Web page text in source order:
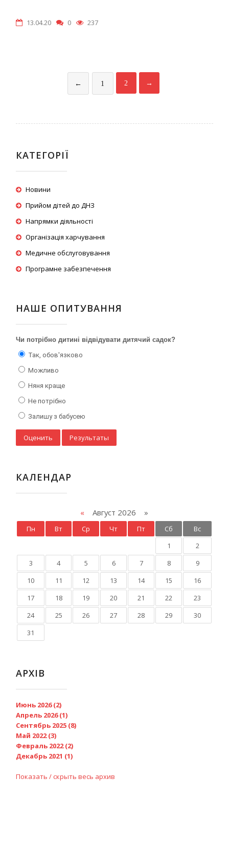
13.04.20 0 237
← 1 2 →
КАТЕГОРІЇ
Новини
Прийом дітей до ДНЗ
Напрямки діяльності
Організація харчування
Медичне обслуговування
Програмне забезпечення
НАШЕ ОПИТУВАННЯ
Чи потрібно дитині відвідувати дитячий садок?
Так, обов'язково
Можливо
Няня краще
Не потрібно
Залишу з бабусею
КАЛЕНДАР
« Август 2026 »
Пн Вт Ср Чт Пт Сб
Вс
1
2
3
4 5 6 7 8
9
10
11 12 13 14 15
16
17
18 19 20 21 22
23
24
25 26 27 28 29
30
31
АРХІВ
Июнь 2026 (2)
Апрель 2026 (1)
Сентябрь 2025 (8)
Май 2022 (3)
Февраль 2022 (2)
Декабрь 2021 (1)
Показать / скрыть весь архив